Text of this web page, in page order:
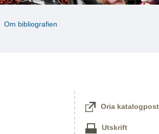
Om bibliografien
Oria katalogpost
Utskrift